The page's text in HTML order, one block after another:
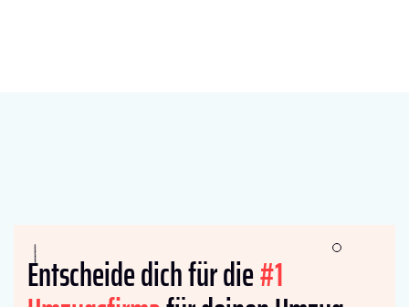
Entscheide dich für die#1